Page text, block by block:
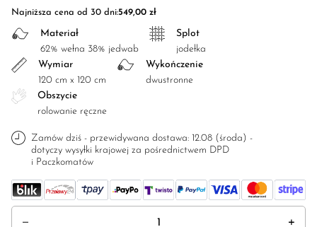
Najniższa cena od 30 dni:549,00 zł
Materiał
62% wełna 38% jedwab
Splot
jodełka
Wymiar
120 cm x 120 cm
Wykończenie
dwustronne
Obszycie
rolowanie ręczne
Zamów dziś - przewidywana dostawa: 12.08 (środa) -
dotyczy wysyłki krajowej za pośrednictwem DPD
i Paczkomatów
ilość Chusta wełniano-jedwabna dwustronna "Koronka" płowa